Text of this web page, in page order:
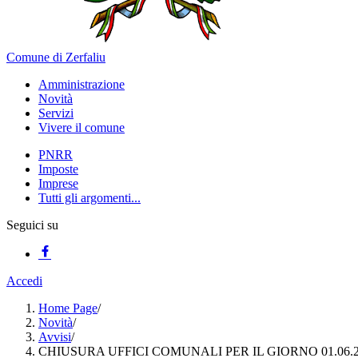
Comune di Zerfaliu
Amministrazione
Novità
Servizi
Vivere il comune
PNRR
Imposte
Imprese
Tutti gli argomenti...
Seguici su
Accedi
Home Page/
Novità/
Avvisi/
CHIUSURA UFFICI COMUNALI PER IL GIORNO